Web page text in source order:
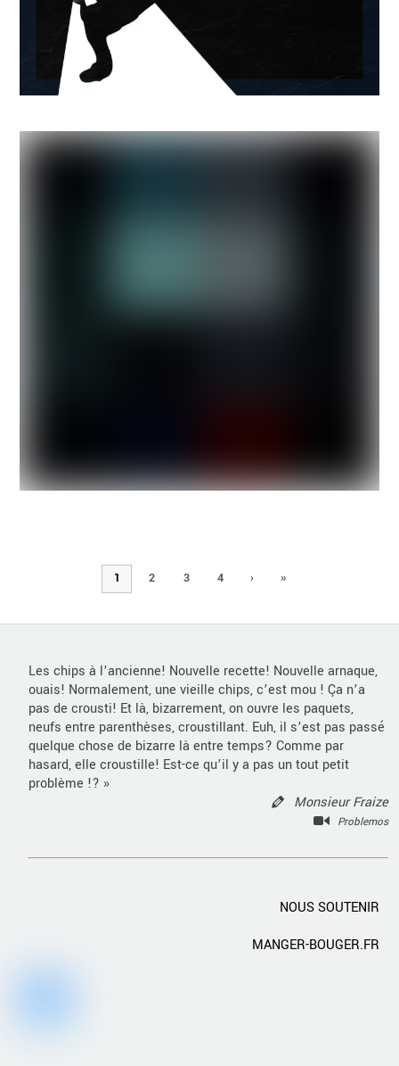
1 2 3 4 › »
Les chips à l’ancienne! Nouvelle recette! Nouvelle arnaque,
ouais! Normalement, une vieille chips, c’est mou ! Ça n’a
pas de crousti! Et là, bizarrement, on ouvre les paquets,
neufs entre parenthèses, croustillant. Euh, il s’est pas passé
quelque chose de bizarre là entre temps? Comme par
hasard, elle croustille! Est-ce qu’il y a pas un tout petit
problème !? »
Monsieur Fraize
Problemos
NOUS SOUTENIR
MANGER-BOUGER.FR